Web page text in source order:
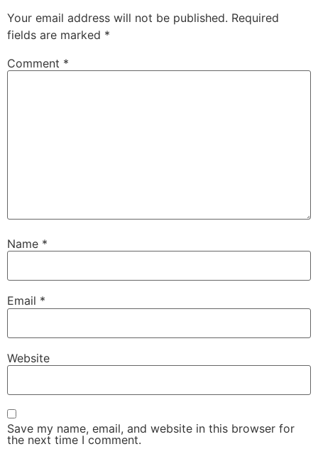
Your email address will not be published. Required
fields are marked *
Comment *
Name *
Email *
Website
Save my name, email, and website in this browser for
the next time I comment.